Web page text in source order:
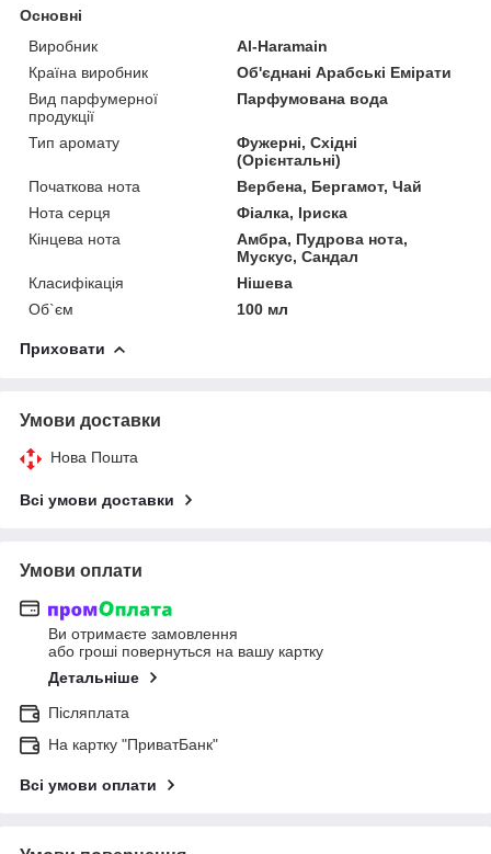
Основні
Виробник
Al-Haramain
Країна виробник
Об'єднані Арабські Емірати
Вид парфумерної
продукції
Парфумована вода
Тип аромату
Фужерні, Східні
(Орієнтальні)
Початкова нота
Вербена, Бергамот, Чай
Нота серця
Фіалка, Іриска
Кінцева нота
Амбра, Пудрова нота,
Мускус, Сандал
Класифікація
Нішева
Об`єм
100 мл
Приховати
Умови доставки
Нова Пошта
Всі умови доставки
Умови оплати
Ви отримаєте замовлення
або гроші повернуться на вашу картку
Детальніше
Післяплата
На картку "ПриватБанк"
Всі умови оплати